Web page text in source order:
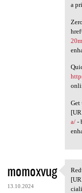
a
Get
a/-
momoxvug
13.10.2024